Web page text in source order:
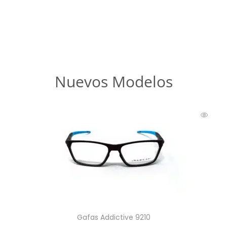
Nuevos Modelos
Gafas Addictive 9210